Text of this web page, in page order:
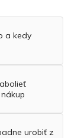
a kedy
urobiť z